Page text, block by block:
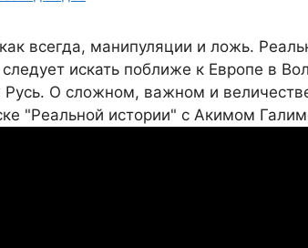
всегда, манипуляции и ложь.
следует искать поближе к Европе в
Русь. О сложном, важном и
"Реальной истории" с Акимом